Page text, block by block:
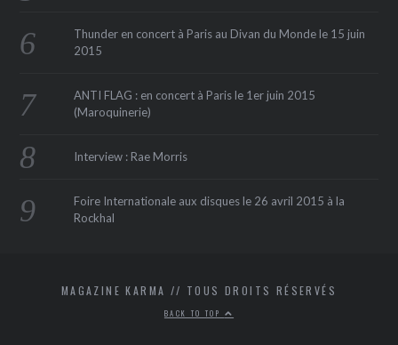
Thunder en concert à Paris au Divan du Monde le 15 juin
2015
ANTI FLAG : en concert à Paris le 1er juin 2015
(Maroquinerie‏)
Interview : Rae Morris
Foire Internationale aux disques le 26 avril 2015 à la
Rockhal
MAGAZINE KARMA // TOUS DROITS RÉSERVÉS
BACK TO TOP